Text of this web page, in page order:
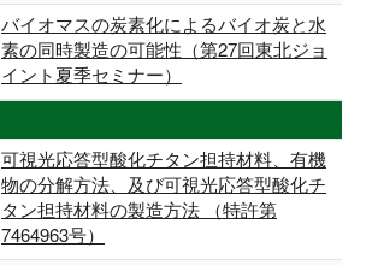
バイオマスの炭素化によるバイオ炭と水
素の同時製造の可能性（第27回東北ジョ
イント夏季セミナー）
可視光応答型酸化チタン担持材料、有機
物の分解方法、及び可視光応答型酸化チ
タン担持材料の製造方法 （特許第
7464963号）